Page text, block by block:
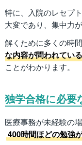
特に、入院のレセプ
大変であり、集中力
解くために多くの時
な内容が問われている
ことがわかります。
独学合格に必要
医療事務が未経験の
400時間ほどの勉強